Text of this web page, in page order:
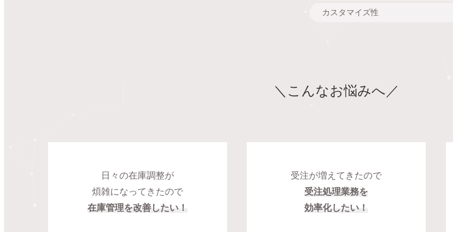
カスタマイズ性
こんなお悩みへ
日々の在庫調整が
煩雑になってきたので
在庫管理を改善したい！
受注が増えてきたので
受注処理業務を
効率化したい！